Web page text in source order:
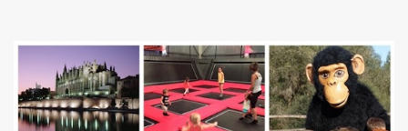
presencia de Emilio Zegrí, presidente de la Fundación RCPB; la Dra.
Anna Llort, adjunta del Servicio de Oncología Pediátrica del
Hospital Vall d’Hebron e investigadora del grupo de Investigación
Traslacional en Cáncer en la Infancia y la Adolescencia del Vall